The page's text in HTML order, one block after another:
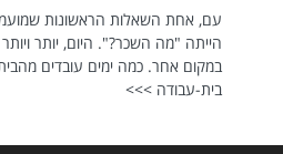
עם, אחת השאלות הראשונות
הייתה "מה השכר?". היום, יותר
במקום אחר. כמה ימים עובדים
בית-עבודה >>>